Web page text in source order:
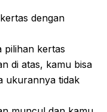
dengan
pilihan kertas
di atas, kamu bisa
ukurannya tidak